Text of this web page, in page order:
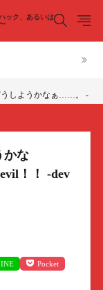
ック、あるいは
うしようかなぁ……。 -
かな
！！ -dev
Pocket